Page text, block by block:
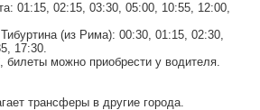
01:15, 02:15, 03:30, 05:00, 10:55, 12:00,
(из Рима): 00:30, 01:15, 02:30,
17:30.
билеты можно приобрести у водителя.
трансферы в другие города.